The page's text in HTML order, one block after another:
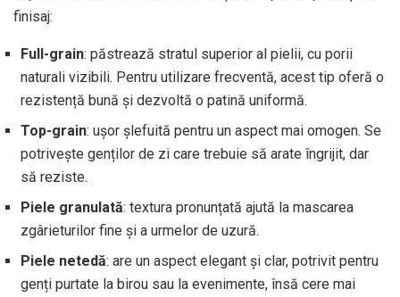
finisaj:
Full-grain: păstrează stratul superior al pielii, cu porii
naturali vizibili. Pentru utilizare frecventă, acest tip oferă o
rezistență bună și dezvoltă o patină uniformă.
Top-grain: ușor șlefuită pentru un aspect mai omogen. Se
potrivește genților de zi care trebuie să arate îngrijit, dar
să reziste.
Piele granulată: textura pronunțată ajută la mascarea
zgârieturilor fine și a urmelor de uzură.
Piele netedă: are un aspect elegant și clar, potrivit pentru
genți purtate la birou sau la evenimente, însă cere mai